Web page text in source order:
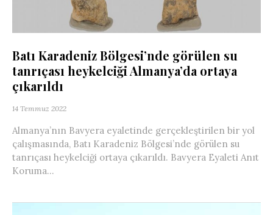
Batı Karadeniz Bölgesi’nde görülen su
tanrıçası heykelciği Almanya’da ortaya
çıkarıldı
14 Temmuz 2022
Almanya’nın Bavyera eyaletinde gerçekleştirilen bir yol
çalışmasında, Batı Karadeniz Bölgesi’nde görülen su
tanrıçası heykelciği ortaya çıkarıldı. Bavyera Eyaleti Anıt
Koruma...